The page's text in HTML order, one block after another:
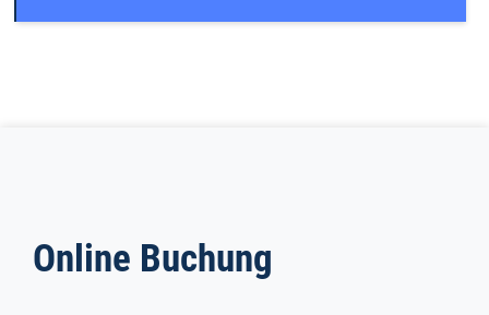
Online Buchung